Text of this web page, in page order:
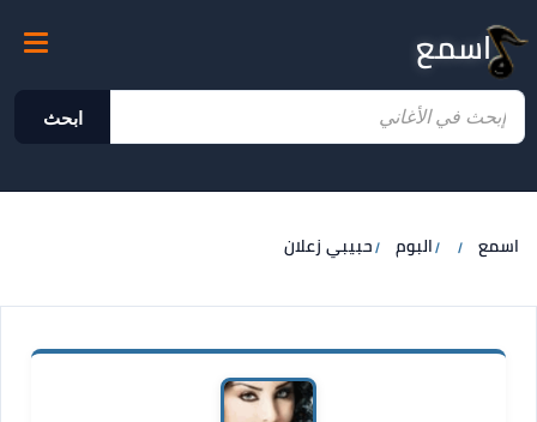
اسمع
ابحث
اسمع البوم حبيبي زعلان